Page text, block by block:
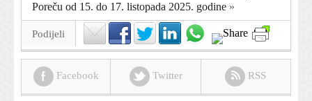
Poreču od 15. do 17. listopada 2025. godine »
Podijeli
Facebook Twitter RSS